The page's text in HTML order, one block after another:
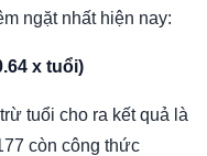
ngặt nhất hiện nay:
x tuổi)
tuổi cho ra kết quả là
còn công thức